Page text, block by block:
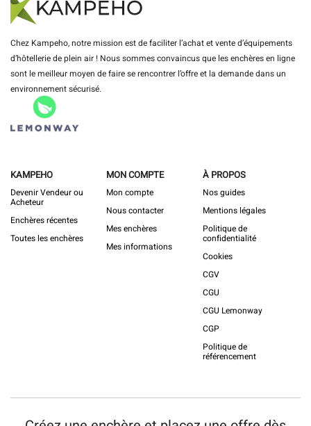
Chez Kampeho, notre mission est de faciliter l’achat et vente d’équipements
d’hôtellerie de plein air ! Nous sommes convaincus que les enchères en ligne
sont le meilleur moyen de faire se rencontrer l’offre et la demande dans un
environnement sécurisé.
KAMPEHO
Devenir Vendeur ou
Acheteur
Enchères récentes
Toutes les enchères
MON COMPTE
Mon compte
Nous contacter
Mes enchères
Mes informations
À PROPOS
Nos guides
Mentions légales
Politique de
confidentialité
Cookies
CGV
CGU
CGU Lemonway
CGP
Politique de
référencement